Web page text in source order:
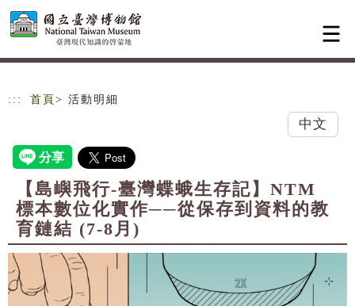
跳到主要內容
網站導覽
::: 首頁 > 活動明細
中文
【島嶼飛行-臺灣蝶蛾生存記】NTM
標本數位化實作──從保存到資料的教
育鏈結 (7-8月)